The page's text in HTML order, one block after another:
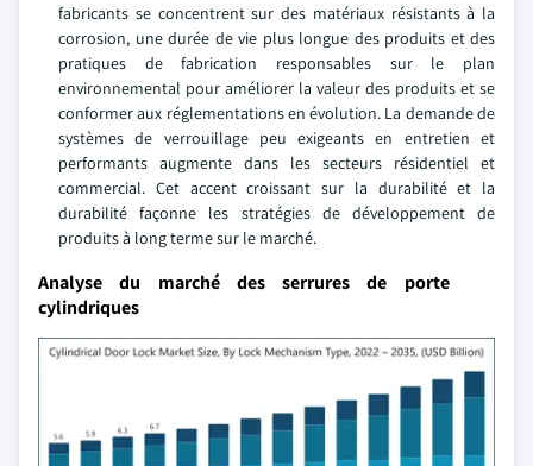
fabricants se concentrent sur des matériaux résistants à la
corrosion, une durée de vie plus longue des produits et des
pratiques de fabrication responsables sur le plan
environnemental pour améliorer la valeur des produits et se
conformer aux réglementations en évolution. La demande de
systèmes de verrouillage peu exigeants en entretien et
performants augmente dans les secteurs résidentiel et
commercial. Cet accent croissant sur la durabilité et la
durabilité façonne les stratégies de développement de
produits à long terme sur le marché.
Analyse du marché des serrures de porte
cylindriques